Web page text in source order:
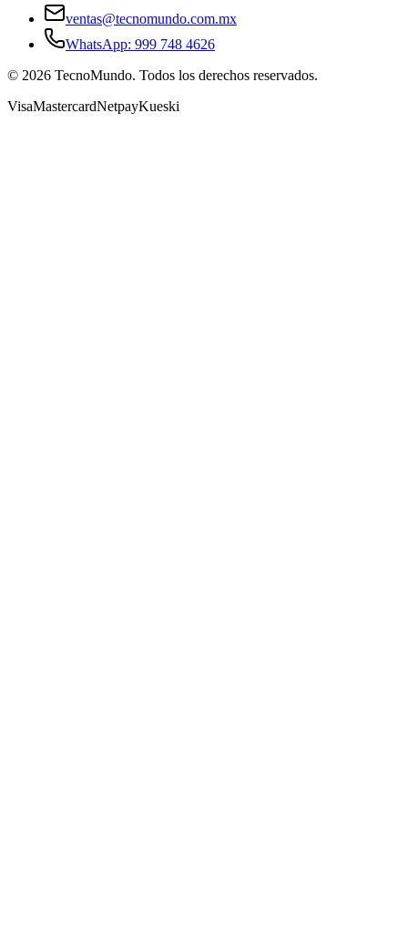
ventas@tecnomundo.com.mx
WhatsApp: 999 748 4626
© 2026 TecnoMundo. Todos los derechos reservados.
VisaMastercardNetpayKueski